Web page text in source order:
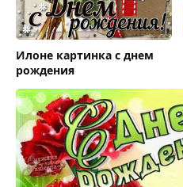
Илоне картинка с днем
рождения